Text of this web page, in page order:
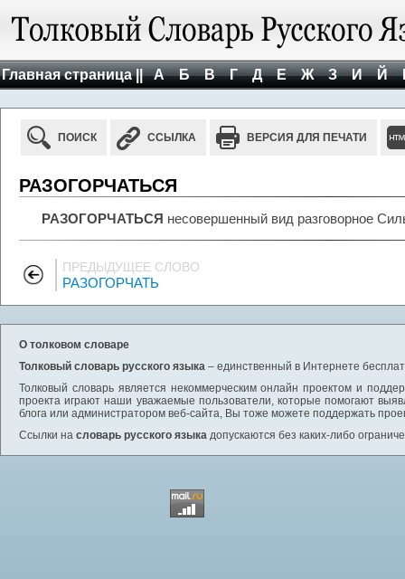
Главная страница || А Б В Г Д Е Ж З И Й
ПОИСК ССЫЛКА ВЕРСИЯ ДЛЯ ПЕЧАТИ
РАЗОГОРЧАТЬСЯ
РАЗОГОРЧАТЬСЯ несовершенный вид разговорное
ПРЕДЫДУЩЕЕ СЛОВО
РАЗОГОРЧАТЬ
О толковом словаре
Толковый словарь русского языка – единственный в Интернете
Толковый словарь является некоммерческим онлайн проектом и
проекта играют наши уважаемые пользователи, которые помогают
блога или администратором веб-сайта, Вы тоже можете поддержать
Ссылки на словарь русского языка допускаются без каких-либо